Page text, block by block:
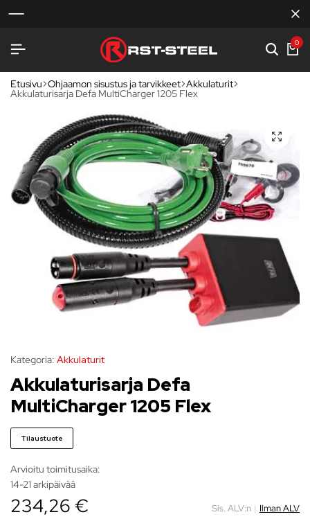
0
Etusivu Ohjaamon sisustus ja tarvikkeet Akkulaturit
Akkulaturisarja Defa MultiCharger 1205 Flex
Kategoria: Akkulaturit
Akkulaturisarja Defa
MultiCharger 1205 Flex
Tilaustuote
Arvioitu toimitusaika:
14-21 arkipäivää
234,26 € Sis. ALV:n | Ilman ALV